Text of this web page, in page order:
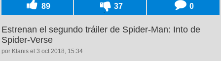
89 37 0
Estrenan el segundo tráiler de Spider-Man: Into de
Spider-Verse
por Klanis el 3 oct 2018, 15:34